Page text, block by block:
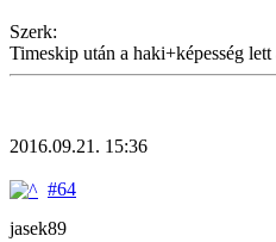
Szerk:
Timeskip után a haki+képesség
2016.09.21. 15:36
#64
jasek89